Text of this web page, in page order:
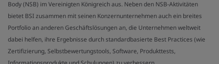
Body (NSB) im Vereinigten Königreich aus. Neben den NSB-Aktivitäten
bietet BSI zusammen mit seinen Konzernunternehmen auch ein breites
Portfolio an anderen Geschäftslösungen an, die Unternehmen weltweit
dabei helfen, ihre Ergebnisse durch standardbasierte Best Practices (wie
Zertifizierung, Selbstbewertungstools, Software, Produkttests,